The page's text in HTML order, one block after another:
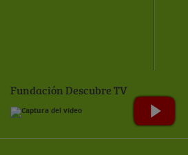
Fundación Descubre TV